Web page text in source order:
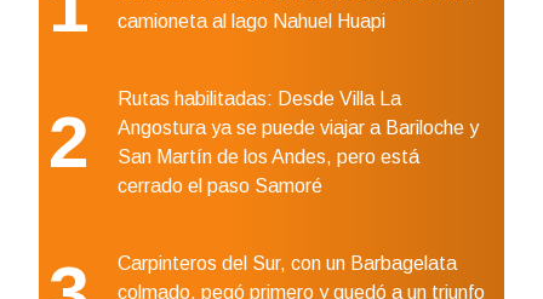
camioneta al lago Nahuel Huapi
2
Rutas habilitadas: Desde Villa La
Angostura ya se puede viajar a Bariloche y
San Martín de los Andes, pero está
cerrado el paso Samoré
Carpinteros del Sur, con un Barbagelata
colmado, pegó primero y quedó a un triunfo